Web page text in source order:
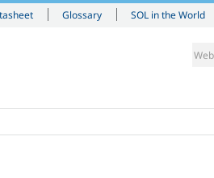
Glossary SOL in the World